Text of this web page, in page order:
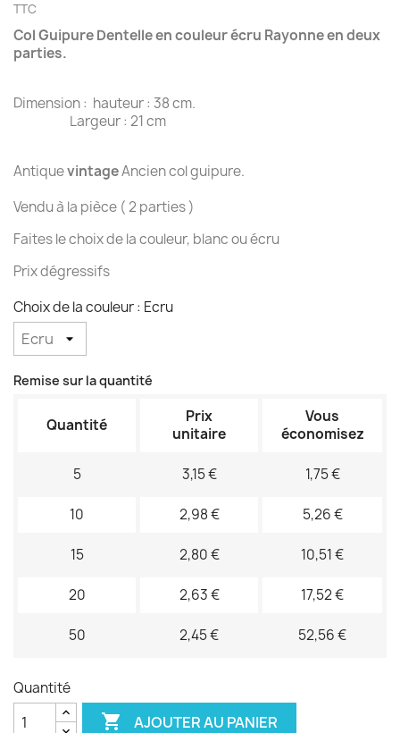
TTC
Col Guipure Dentelle en couleur écru Rayonne en deux
parties.
Dimension : hauteur : 38 cm.
Largeur : 21 cm
AntiquevintageAncien col guipure.
Vendu à la pièce ( 2 parties )
Faites le choix de la couleur, blanc ou écru
Prix dégressifs
Choix de la couleur : Ecru
Remise sur la quantité
Quantité
Prix
unitaire
Vous
économisez
5 3,15 € 1,75 €
10 2,98 € 5,26 €
15 2,80 € 10,51 €
20 2,63 € 17,52 €
50 2,45 € 52,56 €
Quantité
 AJOUTER AU PANIER